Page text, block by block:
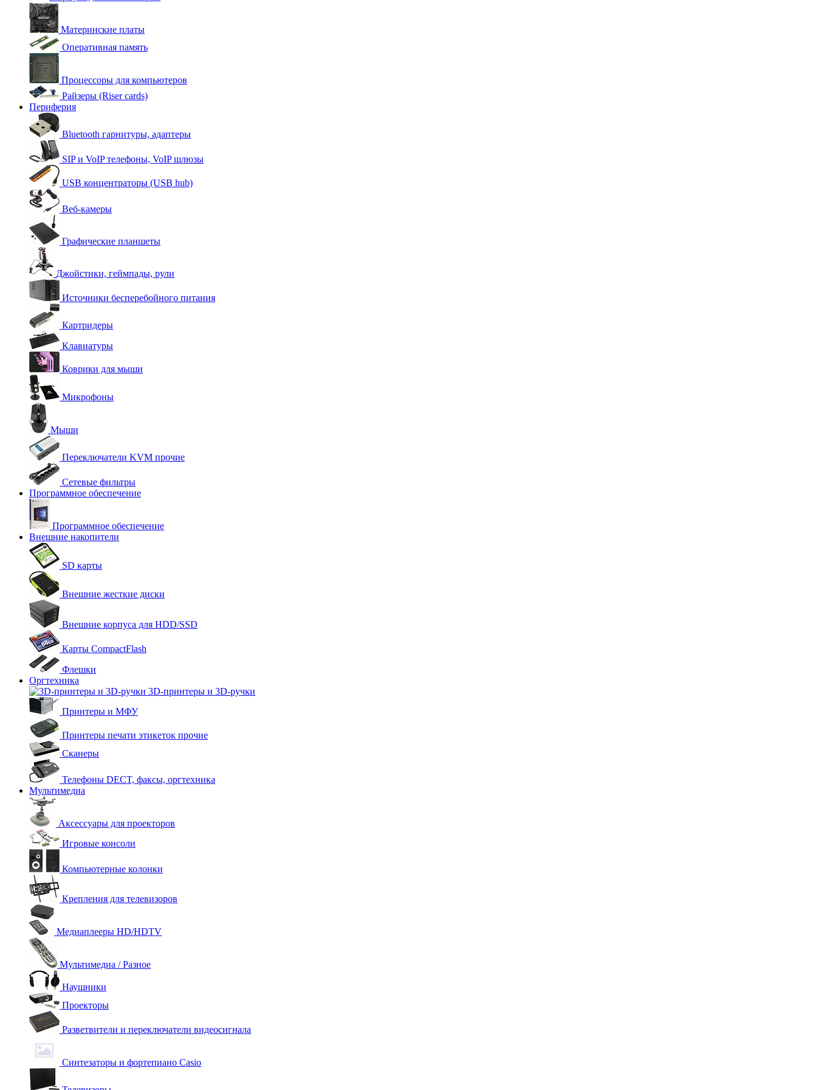
Материнские платы
Оперативная память
Процессоры для компьютеров
Райзеры (Riser cards)
Периферия
Bluetooth гарнитуры, адаптеры
SIP и VoIP телефоны, VoIP шлюзы
USB концентраторы (USB hub)
Веб-камеры
Графические планшеты
Джойстики, геймпады, рули
Источники бесперебойного питания
Картридеры
Клавиатуры
Коврики для мыши
Микрофоны
Мыши
Переключатели KVM прочие
Сетевые фильтры
Программное обеспечение
Программное обеспечение
Внешние накопители
SD карты
Внешние жесткие диски
Внешние корпуса для HDD/SSD
Карты CompactFlash
Флешки
Оргтехника
3D-принтеры и 3D-ручки
Принтеры и МФУ
Принтеры печати этикеток прочие
Сканеры
Телефоны DECT, факсы, оргтехника
Мультимедиа
Аксессуары для проекторов
Игровые консоли
Компьютерные колонки
Крепления для телевизоров
Медиаплееры HD/HDTV
Мультимедиа / Разное
Наушники
Проекторы
Разветвители и переключатели видеосигнала
Синтезаторы и фортепиано Casio